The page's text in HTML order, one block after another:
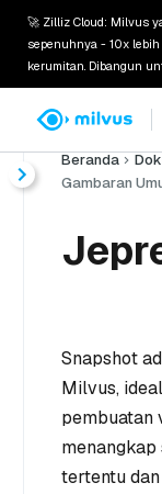
🚀 Zilliz Cloud: Milvus
sepenuhnya - 10x lebih
kerumitan. Dibangun
Beranda
Gambaran
Snapshot
Milvus,
pembuatan
tertentu